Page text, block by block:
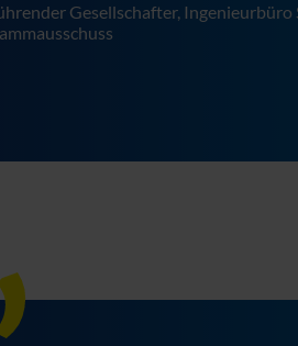
Gesellschafter, Ingenieurbüro